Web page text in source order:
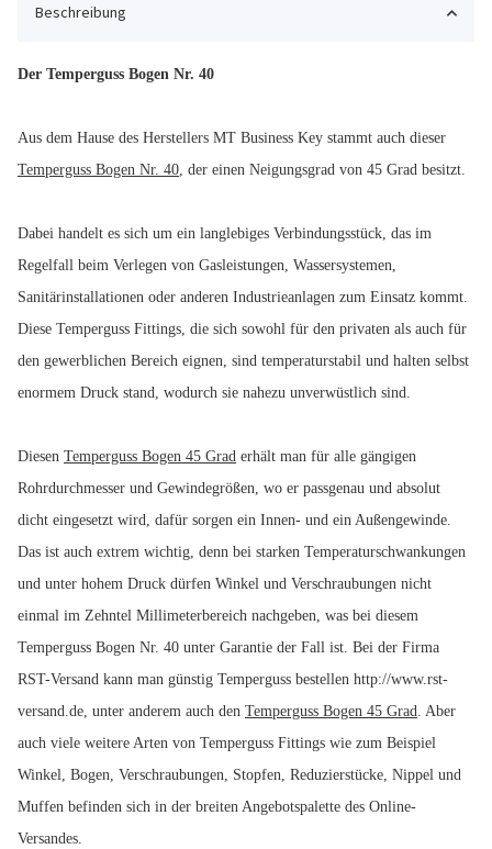
Beschreibung
Der Temperguss Bogen Nr. 40
Aus dem Hause des Herstellers MT Business Key stammt auch dieser
Temperguss Bogen Nr. 40, der einen Neigungsgrad von 45 Grad besitzt.
Dabei handelt es sich um ein langlebiges Verbindungsstück, das im
Regelfall beim Verlegen von Gasleistungen, Wassersystemen,
Sanitärinstallationen oder anderen Industrieanlagen zum Einsatz kommt.
Diese Temperguss Fittings, die sich sowohl für den privaten als auch für
den gewerblichen Bereich eignen, sind temperaturstabil und halten selbst
enormem Druck stand, wodurch sie nahezu unverwüstlich sind.
Diesen Temperguss Bogen 45 Grad erhält man für alle gängigen
Rohrdurchmesser und Gewindegrößen, wo er passgenau und absolut
dicht eingesetzt wird, dafür sorgen ein Innen- und ein Außengewinde.
Das ist auch extrem wichtig, denn bei starken Temperaturschwankungen
und unter hohem Druck dürfen Winkel und Verschraubungen nicht
einmal im Zehntel Millimeterbereich nachgeben, was bei diesem
Temperguss Bogen Nr. 40 unter Garantie der Fall ist. Bei der Firma
RST-Versand kann man günstig Temperguss bestellen http://www.rst-
versand.de, unter anderem auch den Temperguss Bogen 45 Grad. Aber
auch viele weitere Arten von Temperguss Fittings wie zum Beispiel
Winkel, Bogen, Verschraubungen, Stopfen, Reduzierstücke, Nippel und
Muffen befinden sich in der breiten Angebotspalette des Online-
Versandes.